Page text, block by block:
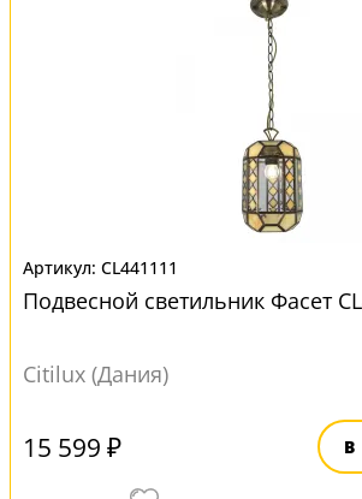
CL441111
Подвесной светильник Фасет
Citilux (Дания)
15 599 ₽ В